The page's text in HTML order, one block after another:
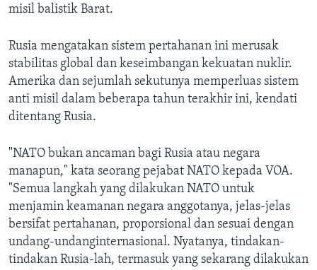
misil balistik Barat.
Rusia mengatakan sistem pertahanan ini merusak
stabilitas global dan keseimbangan kekuatan nuklir.
Amerika dan sejumlah sekutunya memperluas sistem
anti misil dalam beberapa tahun terakhir ini, kendati
ditentang Rusia.
"NATO bukan ancaman bagi Rusia atau negara
manapun," kata seorang pejabat NATO kepada VOA.
"Semua langkah yang dilakukan NATO untuk
menjamin keamanan negara anggotanya, jelas-jelas
bersifat pertahanan, proporsional dan sesuai dengan
undang-undanginternasional. Nyatanya, tindakan-
tindakan Rusia-lah, termasuk yang sekarang dilakukan